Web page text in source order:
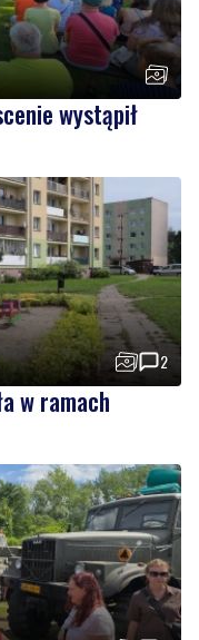
wystąpił
2
w ramach